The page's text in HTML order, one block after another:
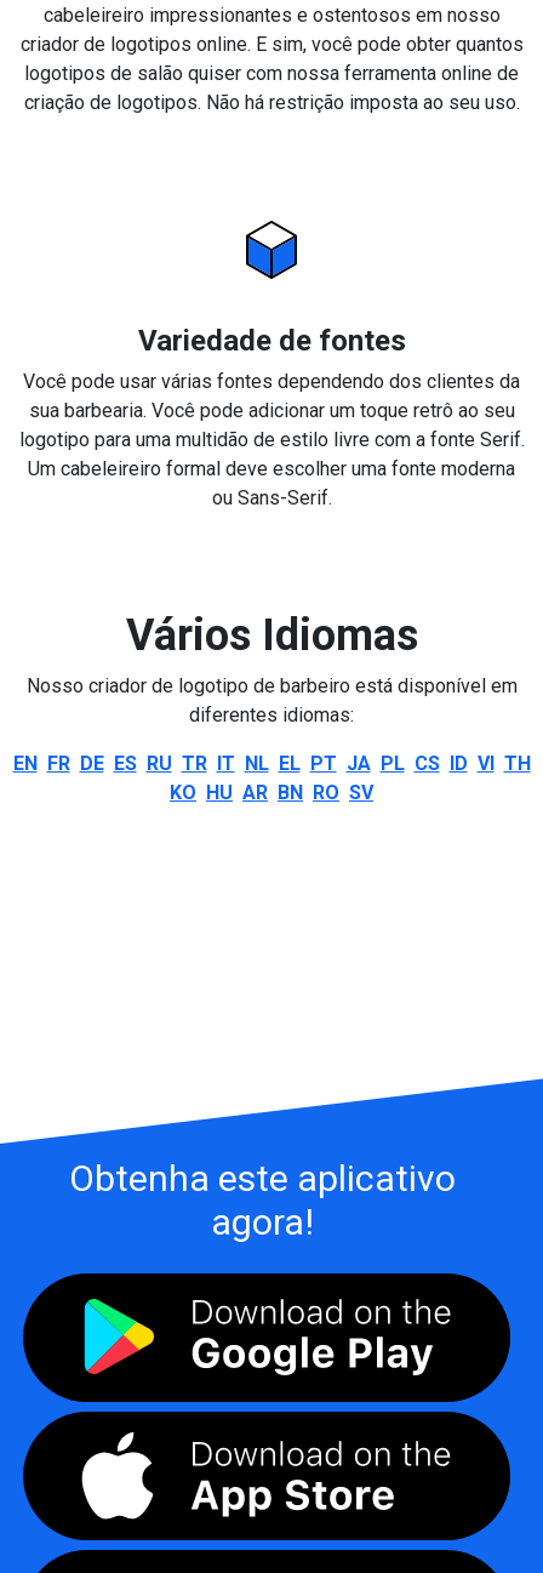
cabeleireiro impressionantes e ostentosos em nosso
criador de logotipos online. E sim, você pode obter quantos
logotipos de salão quiser com nossa ferramenta online de
criação de logotipos. Não há restrição imposta ao seu uso.
Variedade de fontes
Você pode usar várias fontes dependendo dos clientes da
sua barbearia. Você pode adicionar um toque retrô ao seu
logotipo para uma multidão de estilo livre com a fonte Serif.
Um cabeleireiro formal deve escolher uma fonte moderna
ou Sans-Serif.
Vários Idiomas
Nosso criador de logotipo de barbeiro está disponível em
diferentes idiomas:
EN FR DE ES RU TR IT NL EL PT JA PL CS ID VI TH
KO HU AR BN RO SV
Obtenha este aplicativo
agora!